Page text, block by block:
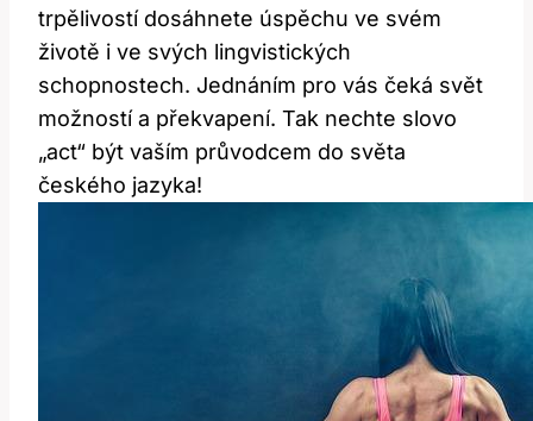
trpělivostí dosáhnete úspěchu ve svém
životě i ve svých lingvistických
schopnostech. Jednáním pro vás čeká svět
možností a překvapení. Tak nechte slovo
„act“ být vaším průvodcem do světa
českého jazyka!